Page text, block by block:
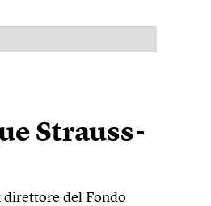
Strauss-
direttore del Fondo